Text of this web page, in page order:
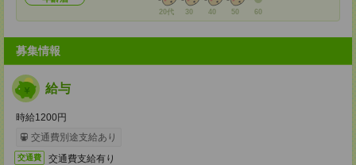
20代 30 40 50 60
募集情報
給与
時給1200円
交通費別途支給あり
交通費 交通費支給有り